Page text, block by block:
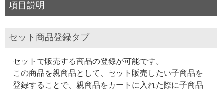
項目説明
セット商品登録タブ
セットで販売する商品の登録が可能です。
この商品を親商品として、セット販売したい子商品を
登録することで、親商品をカートに入れた際に子商品